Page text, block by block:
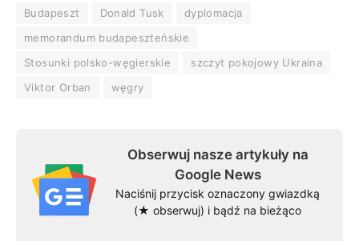
Budapeszt Donald Tusk
dyplomacja
memorandum budapeszteńskie
Stosunki polsko-węgierskie
szczyt pokojowy Ukraina
Viktor Orban
węgry
Obserwuj nasze artykuły na
Google News
Naciśnij przycisk oznaczony gwiazdką
(★ obserwuj) i bądź na bieżąco